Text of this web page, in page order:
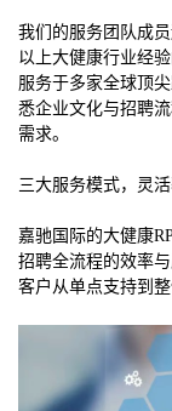
我们的服务团队成
以上大健康行业经
服务于多家全球顶
悉企业文化与招聘
需求。
三大服务模式，灵
嘉驰国际的大健康
招聘全流程的效率
客户从单点支持到